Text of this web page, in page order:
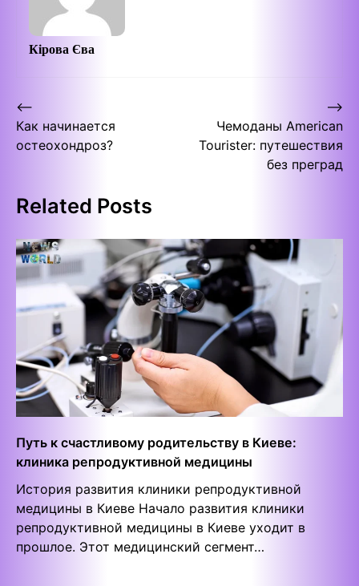
Кірова Єва
Post
navigation
⟵
Как начинается
остеохондроз?
Чемоданы American
Tourister: путешествия
без преград
⟶
Related Posts
Путь к счастливому родительству в Киеве:
клиника репродуктивной медицины
История развития клиники репродуктивной
медицины в Киеве Начало развития клиники
репродуктивной медицины в Киеве уходит в
прошлое. Этот медицинский сегмент…